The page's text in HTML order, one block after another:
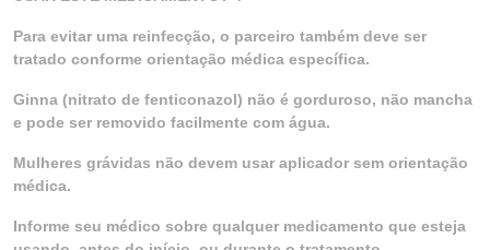
Para evitar uma reinfecção, o parceiro também deve ser
tratado conforme orientação médica específica.
Ginna (nitrato de fenticonazol) não é gorduroso, não mancha
e pode ser removido facilmente com água.
Mulheres grávidas não devem usar aplicador sem orientação
médica.
Informe seu médico sobre qualquer medicamento que esteja